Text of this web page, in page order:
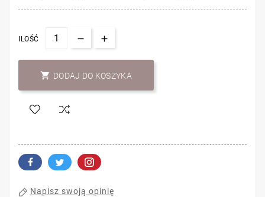
ILOŚĆ
 DODAJ DO KOSZYKA
Napisz swoją opinię